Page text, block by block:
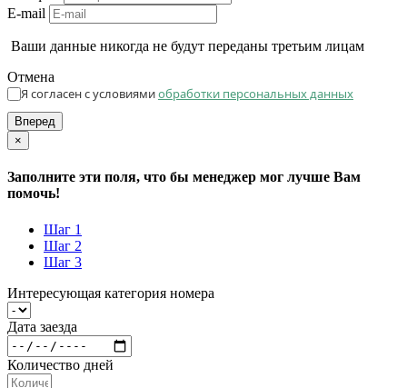
E-mail
Ваши данные никогда не будут переданы третьим лицам
Отмена
Я согласен с условиямиобработки персональных данных
Вперед
×
Заполните эти поля, что бы менеджер мог лучше Вам
помочь!
Шаг 1
Шаг 2
Шаг 3
Интересующая категория номера
Дата заезда
Количество дней